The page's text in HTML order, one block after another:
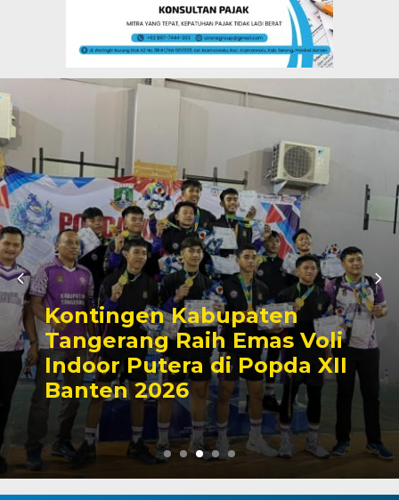
Kontingen Kabupaten
Tangerang Raih Emas Voli
Indoor Putera di Popda XII
Banten 2026